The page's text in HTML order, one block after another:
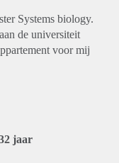
Systems biology.
de universiteit
voor mij
jaar